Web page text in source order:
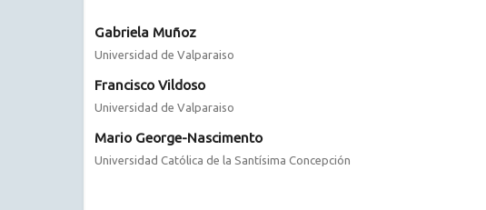
Gabriela Muñoz
Universidad de Valparaiso
Francisco Vildoso
Universidad de Valparaiso
Mario George-Nascimento
Universidad Católica de la Santísima Concepción